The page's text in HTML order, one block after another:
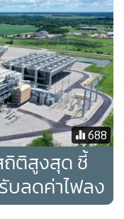
เป็น 5.5 เมตร/วินาที
วถูกชดเชยบางส่วน
งไฟฟ้าพลังงานลมนอก
ที่ประเทศเยอรมนี
นโครงการนี้จาก
นสัดส่วน 25.01% ให้
บรู้ส่วนแบ่งกำไร Core
าท ซึ่งพลิกจากขาดทุน
688
ถิติสูงสุด ชี้
บลดค่าไฟลง